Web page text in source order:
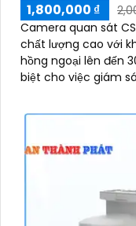
1,800,000 ₫
Camera quan sát
chất lượng cao với
hồng ngoại lên đến 30m. Camera này được
biệt cho việc giám